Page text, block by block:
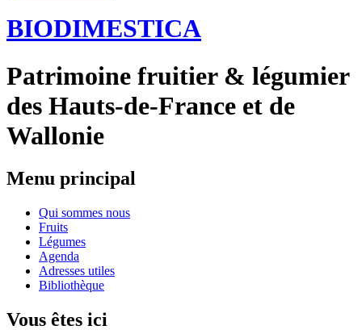
BIODIMESTICA
Patrimoine fruitier & légumier
des Hauts-de-France et de
Wallonie
Menu principal
Qui sommes nous
Fruits
Légumes
Agenda
Adresses utiles
Bibliothèque
Vous êtes ici